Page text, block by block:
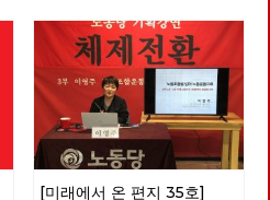
연구소 연구위원장) (필자 주: 이
글은 노동사회과학연구소 기관
지인 ≪정세와 노동≫에 약 1년
반 동안 연재되었던 ‘20세기 사
회주의의 역사적 성격’ 연재 중
에서 13회 차 연재분을 요약한
것이다.) 1. 등소평 수정주의의
등장과 전개 1976년 모택동이
사망하고 화국봉이 후계자로 등
장했으나 등소평은 당 중앙에 서
[미래에서 온 편지 35호]